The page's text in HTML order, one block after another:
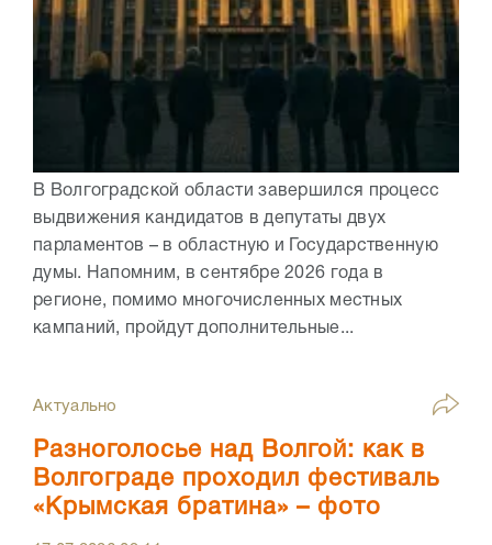
В Волгоградской области завершился процесс
выдвижения кандидатов в депутаты двух
парламентов – в областную и Государственную
думы. Напомним, в сентябре 2026 года в
регионе, помимо многочисленных местных
кампаний, пройдут дополнительные...
Актуально
Разноголосье над Волгой: как в
Волгограде проходил фестиваль
«Крымская братина» – фото